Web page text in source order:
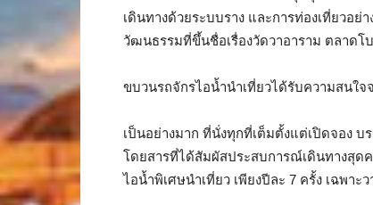
เดินทางด้วยระบบราง และการท่องเที่ยวอย่
วัฒนธรรมที่ขึ้นชื่อเรื่องวัดวาอาราม ตลาด
ขบวนรถจักรไอน้ำนำเที่ยวได้รับความสนใ
เป็นอย่างมาก ที่นั่งทุกที่เต็มตั้งแต่เปิดจอง
โดยสารที่ได้สัมผัสประสบการณ์เดินทางสุด
ไอน้ำพิเศษนำเที่ยว เพียงปีละ 7 ครั้ง เฉพาะ